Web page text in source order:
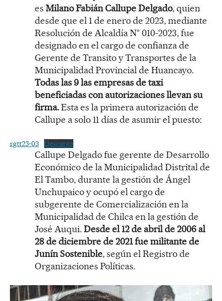
es Milano Fabián Callupe Delgado, quien
desde que el 1 de enero de 2023, mediante
Resolución de Alcaldía N° 010-2023, fue
designado en el cargo de confianza de
Gerente de Transito y Transportes de la
Municipalidad Provincial de Huancayo.
Todas las 9 las empresas de taxi
beneficiadas con autorizaciones llevan su
firma.Esta es la primera autorización de
Callupe a solo 11 días de asumir el puesto:
rgtt23-03 Descarga
Callupe Delgado fue gerente de Desarrollo
Económico de la Municipalidad Distrital de
El Tambo, durante la gestión de Ángel
Unchupaico y ocupó el cargo de
subgerente de Comercialización en la
Municipalidad de Chilca en la gestión de
José Auqui.Desde el 12 de abril de 2006 al
28 de diciembre de 2021 fue militante de
Junín Sostenible, según el Registro de
Organizaciones Políticas.